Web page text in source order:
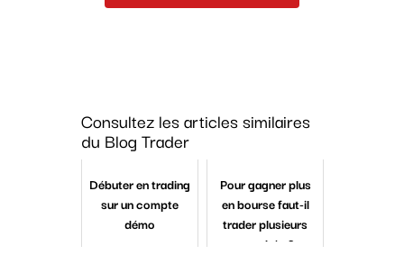
Consultez les articles similaires
du Blog Trader
Débuter en trading
sur un compte
démo
Pour gagner plus
en bourse faut-il
trader plusieurs
marchés ?